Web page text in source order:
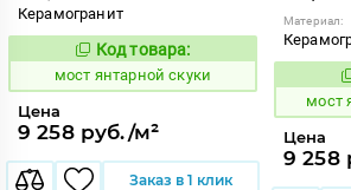
Керамогранит
1031094
Код товара:
мост янтарной скуки
Цена
9 258 руб./м²
Заказ в 1 клик
Материал:
мост
Цена
9 258